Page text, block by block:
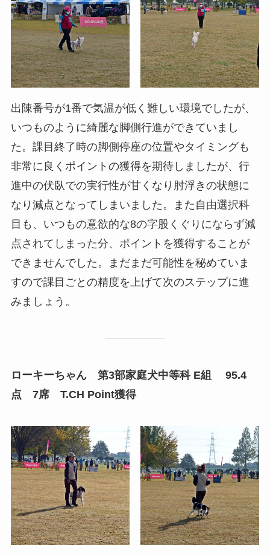
出陳番号が1番で気温が低く難しい環境でしたが、
いつものように綺麗な脚側行進ができていまし
た。課目終了時の脚側停座の位置やタイミングも
非常に良くポイントの獲得を期待しましたが、行
進中の伏臥での実行性が甘くなり肘浮きの状態に
なり減点となってしまいました。また自由選択科
目も、いつもの意欲的な8の字股くぐりにならず減
点されてしまった分、ポイントを獲得することが
できませんでした。まだまだ可能性を秘めていま
すので課目ごとの精度を上げて次のステップに進
みましょう。
ローキーちゃん 第3部家庭犬中等科 E組 95.4
点 7席 T.CH Point獲得